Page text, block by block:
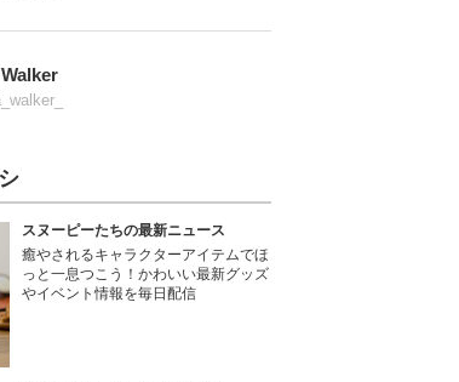
スヌーピーたちの最新ニュース
癒やされるキャラクターアイテムでほ
っと一息つこう！かわいい最新グッズ
やイベント情報を毎日配信